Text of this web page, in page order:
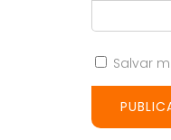
Salvar